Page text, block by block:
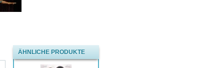
ÄHNLICHE PRODUKTE